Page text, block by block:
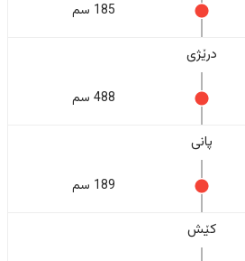
185 سم
درێژی
488 سم
پانی
189 سم
کێش